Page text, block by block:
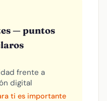
— puntos
frente a
digital
ti es importante